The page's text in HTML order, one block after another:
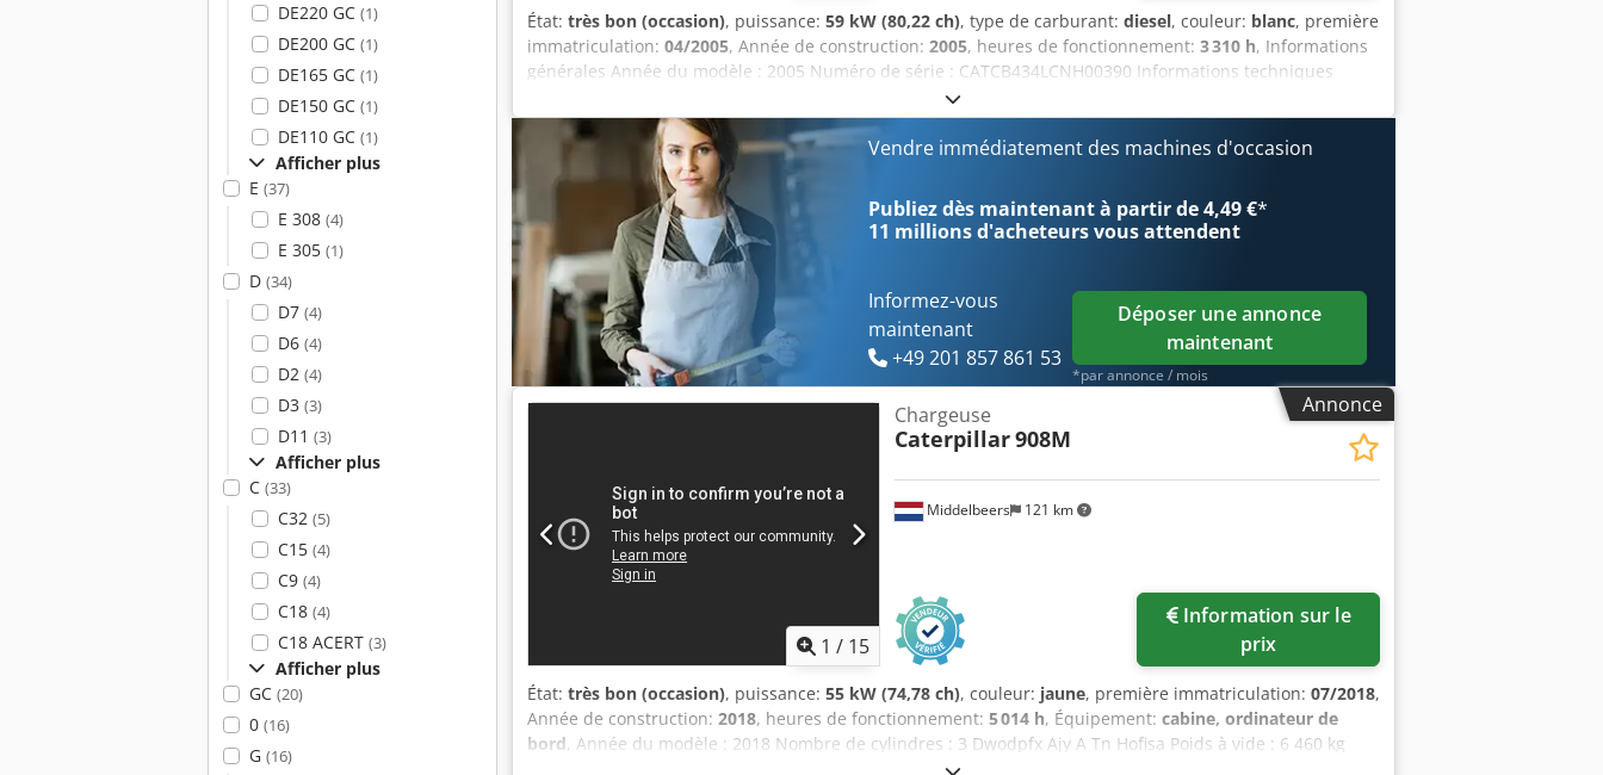
DE220 GC (1)
DE200 GC (1)
DE165 GC (1)
DE150 GC (1)
DE110 GC (1)
Afficher plus
E (37)
E 308 (4)
E 305 (1)
D (34)
D7 (4)
D6 (4)
D2 (4)
D3 (3)
D11 (3)
Afficher plus
C (33)
C32 (5)
C15 (4)
C9 (4)
C18 (4)
C18 ACERT (3)
Afficher plus
GC (20)
0 (16)
G (16)
État: très bon (occasion), puissance: 59 kW (80,22 ch), type de carburant: diesel, couleur: blanc, première
immatriculation: 04/2005, Année de construction: 2005, heures de fonctionnement: 3 310 h, Informations
générales Année du modèle : 2005 Numéro de série : CATCB434LCNH00390 Informations techniques
Nombre de cylindres : 4 Cylindrée moteur : 4 400 cc Transmission : Roues Poids à vide : 7 500 kg
Fonctionnel Largeur de travail : 150 cm État État technique : Très bon État visuel : Très bon Dommages :
Aucun Informations financières Djdpfeyzz E Rjx Afiewa Prix : Sur demande Autres informations Pour plus
d'informations, veuillez contacter Ernst van Hek.
Vendre immédiatement des machines d'occasion
Publiez dès maintenant à partir de 4,49 €*
11 millions d'acheteursvous attendent
Informez-vous
maintenant
+49 201 857 861 53
Déposer une annonce
maintenant
*par annonce / mois
Annonce
1 / 15
Middelbeers 121 km
Chargeuse
Caterpillar908M
Information sur le
prix
État: très bon (occasion), puissance: 55 kW (74,78 ch), couleur: jaune, première immatriculation: 07/2018,
Année de construction: 2018, heures de fonctionnement: 5 014 h, Équipement: cabine, ordinateur de
bord, Année du modèle : 2018 Nombre de cylindres : 3 Dwodpfx Ajy A Tn Hofisa Poids à vide : 6 460 kg
Nombre de soupapes : 3 Marquage CE : oui État technique : très bon État visuel : très bon Prix : Sur